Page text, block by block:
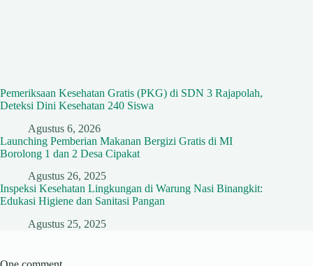
Pemeriksaan Kesehatan Gratis (PKG) di SDN 3 Rajapolah,
Deteksi Dini Kesehatan 240 Siswa
Agustus 6, 2026
Launching Pemberian Makanan Bergizi Gratis di MI
Borolong 1 dan 2 Desa Cipakat
Agustus 26, 2025
Inspeksi Kesehatan Lingkungan di Warung Nasi Binangkit:
Edukasi Higiene dan Sanitasi Pangan
Agustus 25, 2025